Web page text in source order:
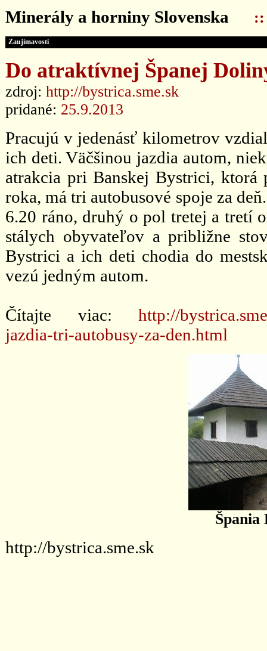
Minerály a horniny Slovenska ::
Zaujímavosti
Do atraktívnej Španej
zdroj: http://bystrica.sme.sk
pridané: 25.9.2013
Pracujú v jedenásť kilometrov
ich deti. Väčšinou jazdia autom,
atrakcia pri Banskej Bystrici, ktorá
roka, má tri autobusové spoje za
6.20 ráno, druhý o pol tretej a tretí
stálych obyvateľov a približne
Bystrici a ich deti chodia do
vezú jedným autom.
Čítajte viac: http://
jazdia-tri-autobusy-za-den.html
Špania
http://bystrica.sme.sk